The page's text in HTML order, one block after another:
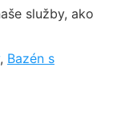
služby, ako
, Bazén s